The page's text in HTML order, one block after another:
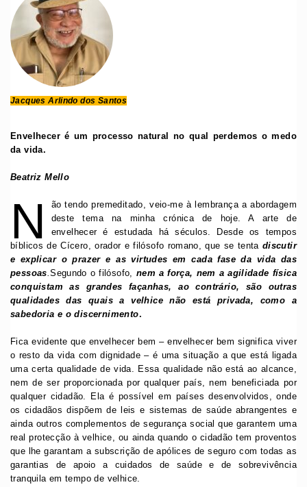
Jacques Arlindo dos Santos
Envelhecer é um processo natural no qual perdemos o medo
da vida.
Beatriz Mello
N
ão tendo premeditado, veio-me à lembrança a abordagem
deste tema na minha crónica de hoje. A arte de
envelhecer é estudada há séculos. Desde os tempos
bíblicos de Cícero, orador e filósofo romano, que se tenta discutir
e explicar o prazer e as virtudes em cada fase da vida das
pessoas .Segundo o filósofo, nem a força, nem a agilidade física
conquistam as grandes façanhas, ao contrário, são outras
qualidades das quais a velhice não está privada, como a
sabedoria e o discernimento.
Fica evidente que envelhecer bem – envelhecer bem significa viver
o resto da vida com dignidade – é uma situação a que está ligada
uma certa qualidade de vida. Essa qualidade não está ao alcance,
nem de ser proporcionada por qualquer país, nem beneficiada por
qualquer cidadão. Ela é possível em países desenvolvidos, onde
os cidadãos dispõem de leis e sistemas de saúde abrangentes e
ainda outros complementos de segurança social que garantem uma
real protecção à velhice, ou ainda quando o cidadão tem proventos
que lhe garantam a subscrição de apólices de seguro com todas as
garantias de apoio a cuidados de saúde e de sobrevivência
tranquila em tempo de velhice.